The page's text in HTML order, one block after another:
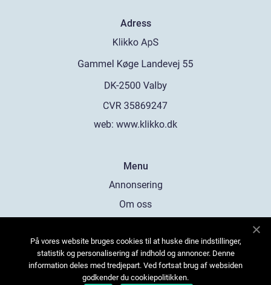
Adress
web: www.klikko.dk
Menu
Annonsering
Om oss
Kontakta oss
Sitemap
På vores website bruges cookies til at huske dine indstillinger,
statistik og personalisering af indhold og annoncer. Denne
information deles med tredjepart. Ved fortsat brug af websiden
godkender du cookiepolitikken.